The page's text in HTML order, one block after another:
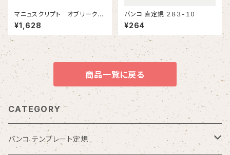
マニュスクリプト オブリークホ
ルダー ピンク
¥1,628
バンコ 直定規 ２８３−１０
¥264
商品一覧に戻る
CATEGORY
バンコ テンプレート定規